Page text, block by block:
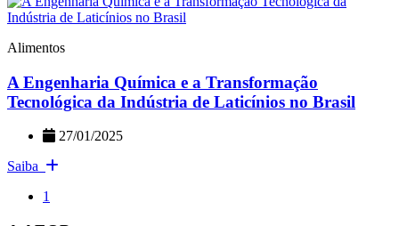
Alimentos
A Engenharia Química e a Transformação
Tecnológica da Indústria de Laticínios no Brasil
27/01/2025
Saiba
1